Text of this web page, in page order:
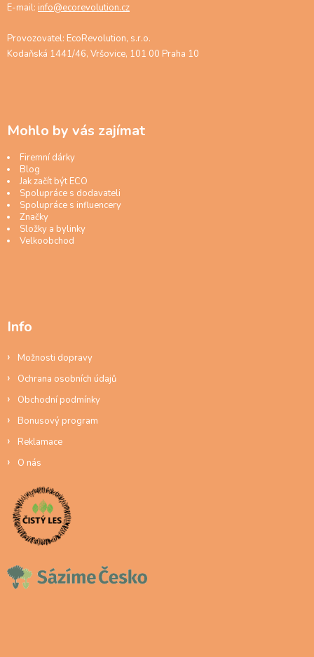
E-mail: info@ecorevolution.cz
Provozovatel: EcoRevolution, s.r.o.
Kodaňská 1441/46, Vršovice, 101 00 Praha 10
Mohlo by vás zajímat
Firemní dárky
Blog
Jak začít být ECO
Spolupráce s dodavateli
Spolupráce s influencery
Značky
Složky a bylinky
Velkoobchod
Info
Možnosti dopravy
Ochrana osobních údajů
Obchodní podmínky
Bonusový program
Reklamace
O nás